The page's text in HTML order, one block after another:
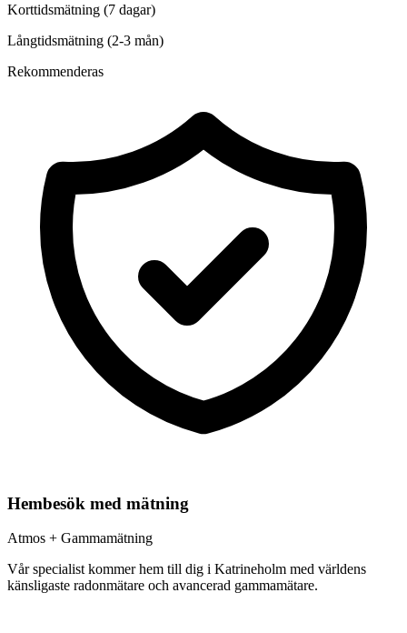
Korttidsmätning (7 dagar)
Långtidsmätning (2-3 mån)
Rekommenderas
Hembesök med mätning
Atmos + Gammamätning
Vår specialist kommer hem till dig i Katrineholm med världens
känsligaste radonmätare och avancerad gammamätare.